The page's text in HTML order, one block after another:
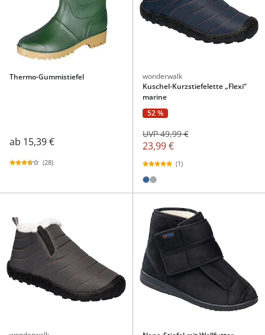
Thermo-Gummistiefel
ab 15,39 €
(28)
wonderwalk
Kuschel-Kurzstiefelette „Flexi“
marine
52 %
23,99 €
UVP 49,99 €
(1)